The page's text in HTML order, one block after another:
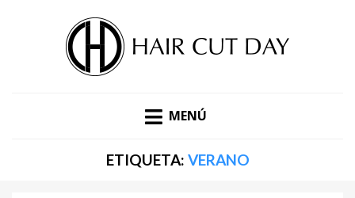
BLOG DE TENDENCIAS |
HAIR CUT DAY
ESTÉTICA Y MODA. BLOG DE HAIR CUT DAY.
MENÚ
ETIQUETA: VERANO